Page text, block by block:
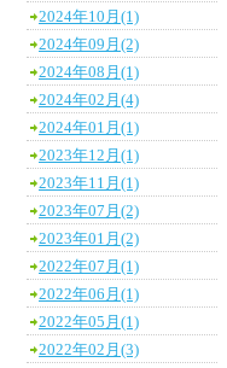
2024年10月(1)
2024年09月(2)
2024年08月(1)
2024年02月(4)
2024年01月(1)
2023年12月(1)
2023年11月(1)
2023年07月(2)
2023年01月(2)
2022年07月(1)
2022年06月(1)
2022年05月(1)
2022年02月(3)